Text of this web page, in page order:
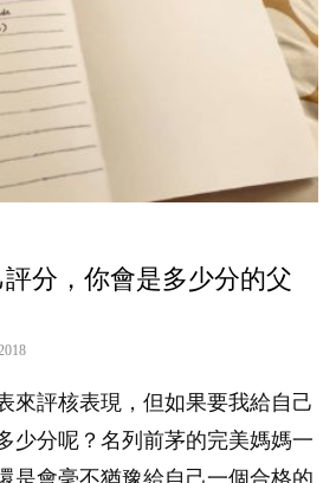
分，你會是多少分的父
來評核表現，但如果要我給自己
少分呢？名列前茅的完美媽媽一
是會毫不猶豫給自己一個合格的